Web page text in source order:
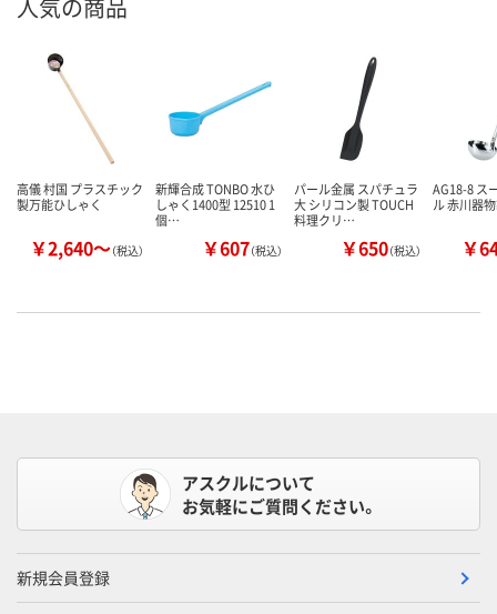
人気の商品
高儀 村国 プラスチック
製万能ひしゃく
￥2,640～（税込）
新輝合成 TONBO 水ひ
しゃく1400型 12510 1
個…
￥607（税込）
パール金属 スパチュラ
大 シリコン製 TOUCH
料理クリ…
￥650（税込）
AG18-8 ス
ル 赤川器
￥
アスクルについて
お気軽にご質問ください。
新規会員登録